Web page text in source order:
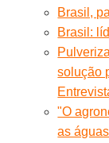
Brasil,
Brasil:
solução
"O
as